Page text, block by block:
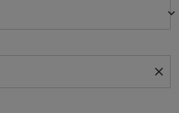
keyboard_arrow_down
close